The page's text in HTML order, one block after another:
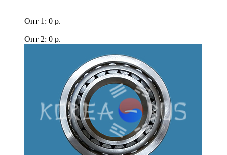
Опт 1: 0 р.
Опт 2: 0 р.